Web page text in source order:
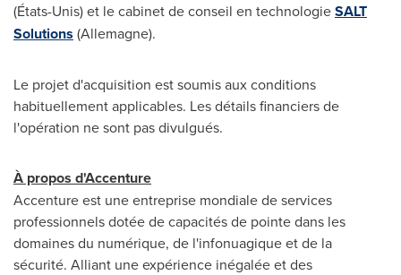
(États-Unis) et le cabinet de conseil en technologieSALT
Solutions (Allemagne).
Le projet d'acquisition est soumis aux conditions
habituellement applicables. Les détails financiers de
l'opération ne sont pas divulgués.
À propos d'Accenture
Accenture est une entreprise mondiale de services
professionnels dotée de capacités de pointe dans les
domaines du numérique, de l'infonuagique et de la
sécurité. Alliant une expérience inégalée et des